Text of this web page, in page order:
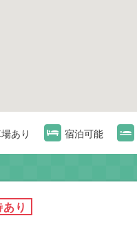
あり 宿泊可能
り